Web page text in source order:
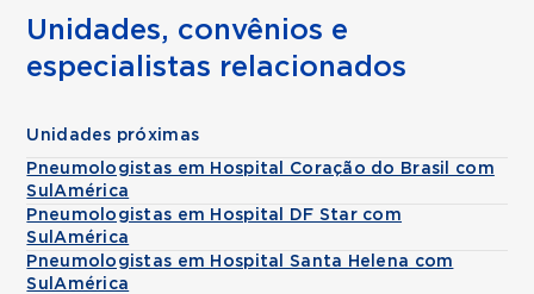
Unidades, convênios e
especialistas relacionados
Unidades próximas
Pneumologistas em Hospital Coração do Brasil com
SulAmérica
Pneumologistas em Hospital DF Star com
SulAmérica
Pneumologistas em Hospital Santa Helena com
SulAmérica